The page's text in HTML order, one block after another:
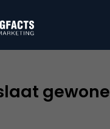
gewone